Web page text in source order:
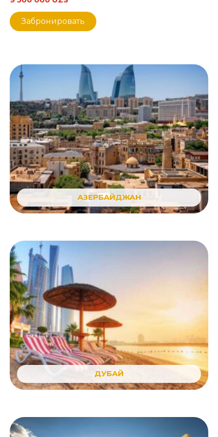
Забронировать
АЗЕРБАЙДЖАН
ДУБАЙ